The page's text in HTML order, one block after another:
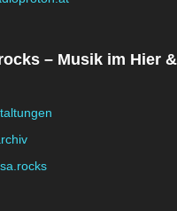
– Musik im Hier